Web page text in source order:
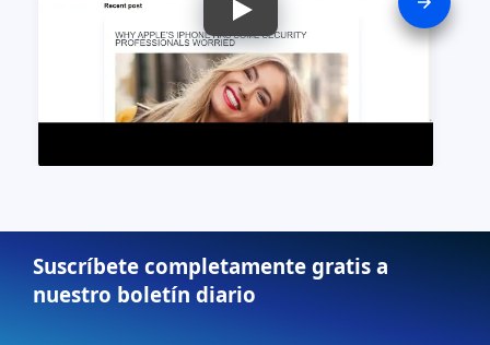
Suscríbete completamente gratis a
nuestro boletín diario